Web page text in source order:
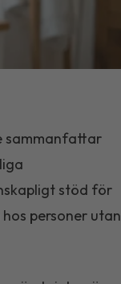
sammanfattar
stöd för
personer utan